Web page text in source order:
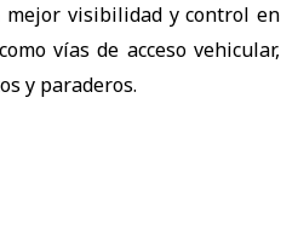
visibilidad y control en
vías de acceso vehicular,
y paraderos.